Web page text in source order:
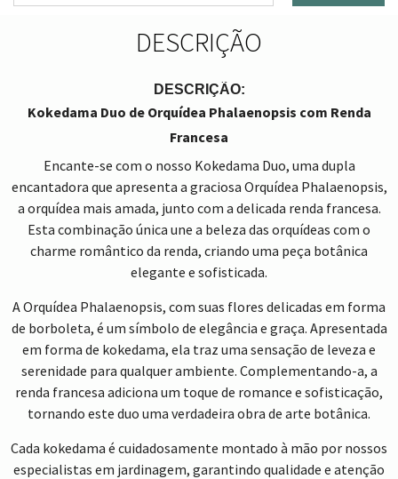
DESCRIÇÃO
DESCRIÇÃO:
Kokedama Duo de Orquídea Phalaenopsis com Renda
Francesa
Encante-se com o nosso Kokedama Duo, uma dupla
encantadora que apresenta a graciosa Orquídea Phalaenopsis,
a orquídea mais amada, junto com a delicada renda francesa.
Esta combinação única une a beleza das orquídeas com o
charme romântico da renda, criando uma peça botânica
elegante e sofisticada.
A Orquídea Phalaenopsis, com suas flores delicadas em forma
de borboleta, é um símbolo de elegância e graça. Apresentada
em forma de kokedama, ela traz uma sensação de leveza e
serenidade para qualquer ambiente. Complementando-a, a
renda francesa adiciona um toque de romance e sofisticação,
tornando este duo uma verdadeira obra de arte botânica.
Cada kokedama é cuidadosamente montado à mão por nossos
especialistas em jardinagem, garantindo qualidade e atenção